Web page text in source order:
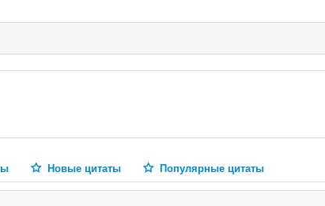
Новые цитаты Популярные цитаты